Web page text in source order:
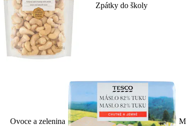
Zpátky do školy
Ovoce a zelenina